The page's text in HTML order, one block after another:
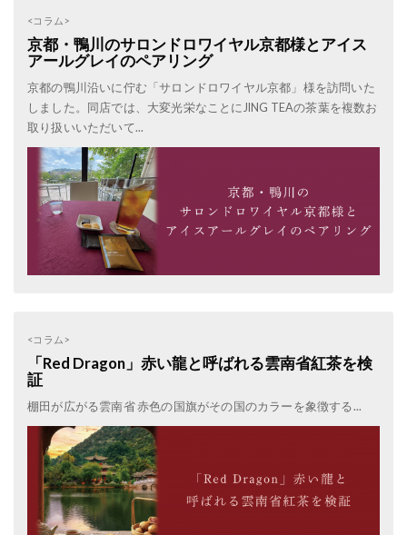
<コラム>
京都・鴨川のサロンドロワイヤル京都様とアイス
アールグレイのペアリング
京都の鴨川沿いに佇む「サロンドロワイヤル京都」様を訪問いた
しました。同店では、大変光栄なことにJING TEAの茶葉を複数お
取り扱いいただいて...
<コラム>
「Red Dragon」赤い龍と呼ばれる雲南省紅茶を検
証
棚田が広がる雲南省 赤色の国旗がその国のカラーを象徴する...